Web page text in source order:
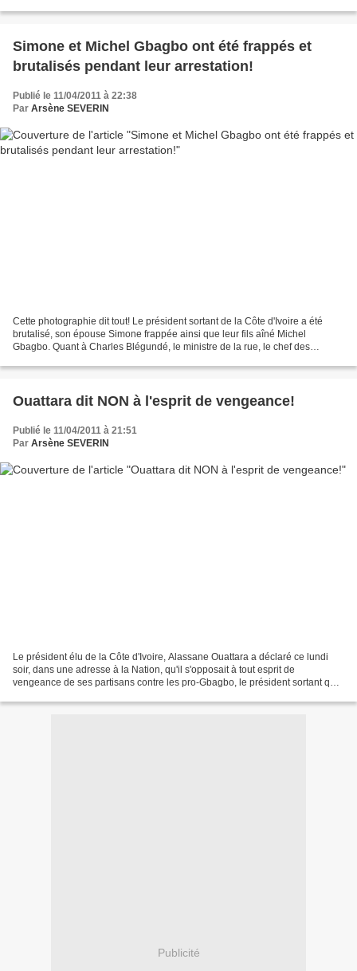
Simone et Michel Gbagbo ont été frappés et
brutalisés pendant leur arrestation!
Publié le 11/04/2011 à 22:38
Par Arsène SEVERIN
Cette photographie dit tout! Le président sortant de la Côte d'Ivoire a été
brutalisé, son épouse Simone frappée ainsi que leur fils aîné Michel
Gbagbo. Quant à Charles Blégundé, le ministre de la rue, le chef des
Ouattara dit NON à l'esprit de vengeance!
Publié le 11/04/2011 à 21:51
Par Arsène SEVERIN
Le président élu de la Côte d'Ivoire, Alassane Ouattara a déclaré ce lundi
soir, dans une adresse à la Nation, qu'il s'opposait à tout esprit de
vengeance de ses partisans contre les pro-Gbagbo, le président sortant qui
Publicité